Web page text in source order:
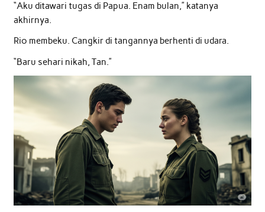
“Aku ditawari tugas di Papua. Enam bulan,” katanya
akhirnya.
Rio membeku. Cangkir di tangannya berhenti di udara.
“Baru sehari nikah, Tan.”